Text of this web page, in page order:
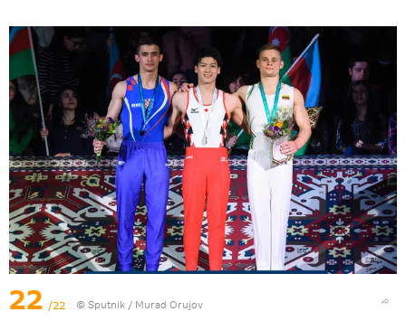
22 /22 © Sputnik / Murad Orujov